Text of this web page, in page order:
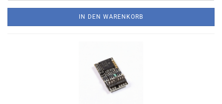
IN DEN WARENKORB